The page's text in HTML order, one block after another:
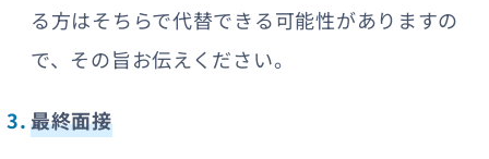
る方はそちらで代替できる可能性がありますの
で、その旨お伝えください。
最終面接